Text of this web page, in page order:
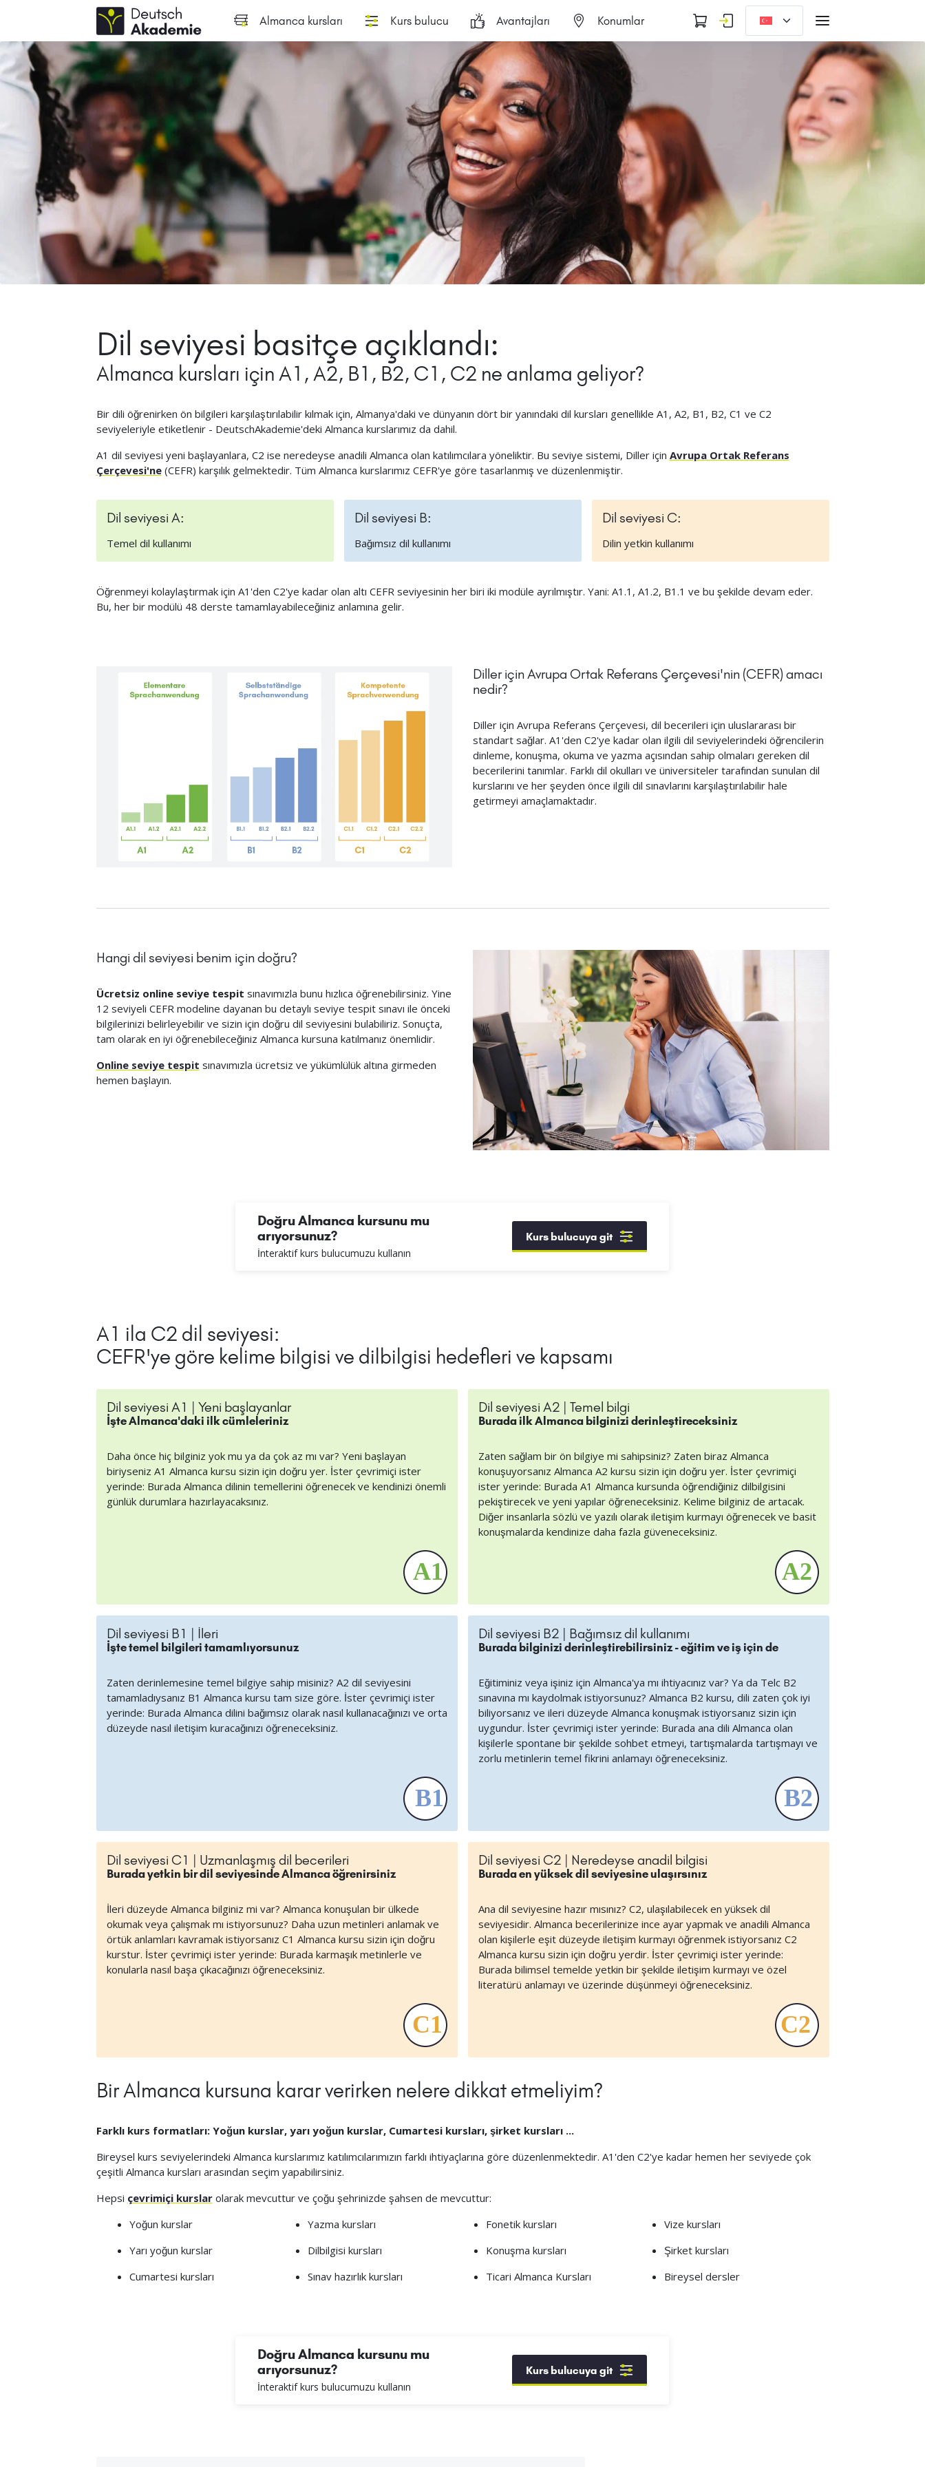
Almanca kursları Kurs bulucu Avantajları Konumlar
Dil seviyesi basitçe açıklandı:
Almanca kursları için A1, A2, B1, B2, C1, C2 ne anlama geliyor?
Bir dili öğrenirken ön bilgileri karşılaştırılabilir kılmak için, Almanya'daki ve dünyanın dört bir yanındaki dil kursları genellikle A1, A2, B1, B2, C1 ve C2
seviyeleriyle etiketlenir - DeutschAkademie'deki Almanca kurslarımız da dahil.
A1 dil seviyesi yeni başlayanlara, C2 ise neredeyse anadili Almanca olan katılımcılara yöneliktir. Bu seviye sistemi, Diller için Avrupa Ortak Referans
Çerçevesi'ne(CEFR) karşılık gelmektedir. Tüm Almanca kurslarımız CEFR'ye göre tasarlanmış ve düzenlenmiştir.
Dil seviyesi A:
Temel dil kullanımı
Dil seviyesi B:
Bağımsız dil kullanımı
Dil seviyesi C:
Dilin yetkin kullanımı
Öğrenmeyi kolaylaştırmak için A1'den C2'ye kadar olan altı CEFR seviyesinin her biri iki modüle ayrılmıştır. Yani: A1.1, A1.2, B1.1 ve bu şekilde devam eder.
Bu, her bir modülü 48 derste tamamlayabileceğiniz anlamına gelir.
Diller için Avrupa Ortak Referans Çerçevesi'nin (CEFR) amacı
nedir?
Diller için Avrupa Referans Çerçevesi, dil becerileri için uluslararası bir
standart sağlar. A1'den C2'ye kadar olan ilgili dil seviyelerindeki öğrencilerin
dinleme, konuşma, okuma ve yazma açısından sahip olmaları gereken dil
becerilerini tanımlar. Farklı dil okulları ve üniversiteler tarafından sunulan dil
kurslarını ve her şeyden önce ilgili dil sınavlarını karşılaştırılabilir hale
getirmeyi amaçlamaktadır.
Hangi dil seviyesi benim için doğru?
Ücretsiz online seviye tespit sınavımızla bunu hızlıca öğrenebilirsiniz. Yine
12 seviyeli CEFR modeline dayanan bu detaylı seviye tespit sınavı ile önceki
bilgilerinizi belirleyebilir ve sizin için doğru dil seviyesini bulabiliriz. Sonuçta,
tam olarak en iyi öğrenebileceğiniz Almanca kursuna katılmanız önemlidir.
Online seviye tespit sınavımızla ücretsiz ve yükümlülük altına girmeden
hemen başlayın.
Doğru Almanca kursunu mu
arıyorsunuz?
İnteraktif kurs bulucumuzu kullanın
Kurs bulucuya git
A1 ila C2 dil seviyesi:
CEFR'ye göre kelime bilgisi ve dilbilgisi hedefleri ve kapsamı
Dil seviyesi A1 | Yeni başlayanlar
İşte Almanca'daki ilk cümleleriniz
Daha önce hiç bilginiz yok mu ya da çok az mı var? Yeni başlayan
biriyseniz A1 Almanca kursu sizin için doğru yer. İster çevrimiçi ister
yerinde: Burada Almanca dilinin temellerini öğrenecek ve kendinizi önemli
günlük durumlara hazırlayacaksınız.
Dil seviyesi A2 | Temel bilgi
Burada ilk Almanca bilginizi derinleştireceksiniz
Zaten sağlam bir ön bilgiye mi sahipsiniz? Zaten biraz Almanca
konuşuyorsanız Almanca A2 kursu sizin için doğru yer. İster çevrimiçi
ister yerinde: Burada A1 Almanca kursunda öğrendiğiniz dilbilgisini
pekiştirecek ve yeni yapılar öğreneceksiniz. Kelime bilginiz de artacak.
Diğer insanlarla sözlü ve yazılı olarak iletişim kurmayı öğrenecek ve basit
konuşmalarda kendinize daha fazla güveneceksiniz.
Dil seviyesi B1 | İleri
İşte temel bilgileri tamamlıyorsunuz
Zaten derinlemesine temel bilgiye sahip misiniz? A2 dil seviyesini
tamamladıysanız B1 Almanca kursu tam size göre. İster çevrimiçi ister
yerinde: Burada Almanca dilini bağımsız olarak nasıl kullanacağınızı ve orta
düzeyde nasıl iletişim kuracağınızı öğreneceksiniz.
Dil seviyesi B2 | Bağımsız dil kullanımı
Burada bilginizi derinleştirebilirsiniz - eğitim ve iş için de
Eğitiminiz veya işiniz için Almanca'ya mı ihtiyacınız var? Ya da Telc B2
sınavına mı kaydolmak istiyorsunuz? Almanca B2 kursu, dili zaten çok iyi
biliyorsanız ve ileri düzeyde Almanca konuşmak istiyorsanız sizin için
uygundur. İster çevrimiçi ister yerinde: Burada ana dili Almanca olan
kişilerle spontane bir şekilde sohbet etmeyi, tartışmalarda tartışmayı ve
zorlu metinlerin temel fikrini anlamayı öğreneceksiniz.
Dil seviyesi C1 | Uzmanlaşmış dil becerileri
Burada yetkin bir dil seviyesinde Almanca öğrenirsiniz
İleri düzeyde Almanca bilginiz mi var? Almanca konuşulan bir ülkede
okumak veya çalışmak mı istiyorsunuz? Daha uzun metinleri anlamak ve
örtük anlamları kavramak istiyorsanız C1 Almanca kursu sizin için doğru
kurstur. İster çevrimiçi ister yerinde: Burada karmaşık metinlerle ve
konularla nasıl başa çıkacağınızı öğreneceksiniz.
Dil seviyesi C2 | Neredeyse anadil bilgisi
Burada en yüksek dil seviyesine ulaşırsınız
Ana dil seviyesine hazır mısınız? C2, ulaşılabilecek en yüksek dil
seviyesidir. Almanca becerilerinize ince ayar yapmak ve anadili Almanca
olan kişilerle eşit düzeyde iletişim kurmayı öğrenmek istiyorsanız C2
Almanca kursu sizin için doğru yerdir. İster çevrimiçi ister yerinde:
Burada bilimsel temelde yetkin bir şekilde iletişim kurmayı ve özel
literatürü anlamayı ve üzerinde düşünmeyi öğreneceksiniz.
Bir Almanca kursuna karar verirken nelere dikkat etmeliyim?
Farklı kurs formatları: Yoğun kurslar, yarı yoğun kurslar, Cumartesi kursları, şirket kursları ...
Bireysel kurs seviyelerindeki Almanca kurslarımız katılımcılarımızın farklı ihtiyaçlarına göre düzenlenmektedir. A1'den C2'ye kadar hemen her seviyede çok
çeşitli Almanca kursları arasından seçim yapabilirsiniz.
Hepsi çevrimiçi kurslarolarak mevcuttur ve çoğu şehrinizde şahsen de mevcuttur:
Yoğun kurslar
Yarı yoğun kurslar
Cumartesi kursları
Yazma kursları
Dilbilgisi kursları
Sınav hazırlık kursları
Fonetik kursları
Konuşma kursları
Ticari Almanca Kursları
Vize kursları
Şirket kursları
Bireysel dersler
Doğru Almanca kursunu mu
arıyorsunuz?
İnteraktif kurs bulucumuzu kullanın
Kurs bulucuya git